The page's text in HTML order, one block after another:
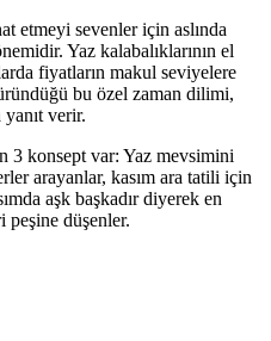
etmeyi sevenler için aslında
Yaz kalabalıklarının el
fiyatların makul seviyelere
bu özel zaman dilimi,
verir.
3 konsept var: Yaz mevsimini
arayanlar, kasım ara tatili için
aşk başkadır diyerek en
peşine düşenler.